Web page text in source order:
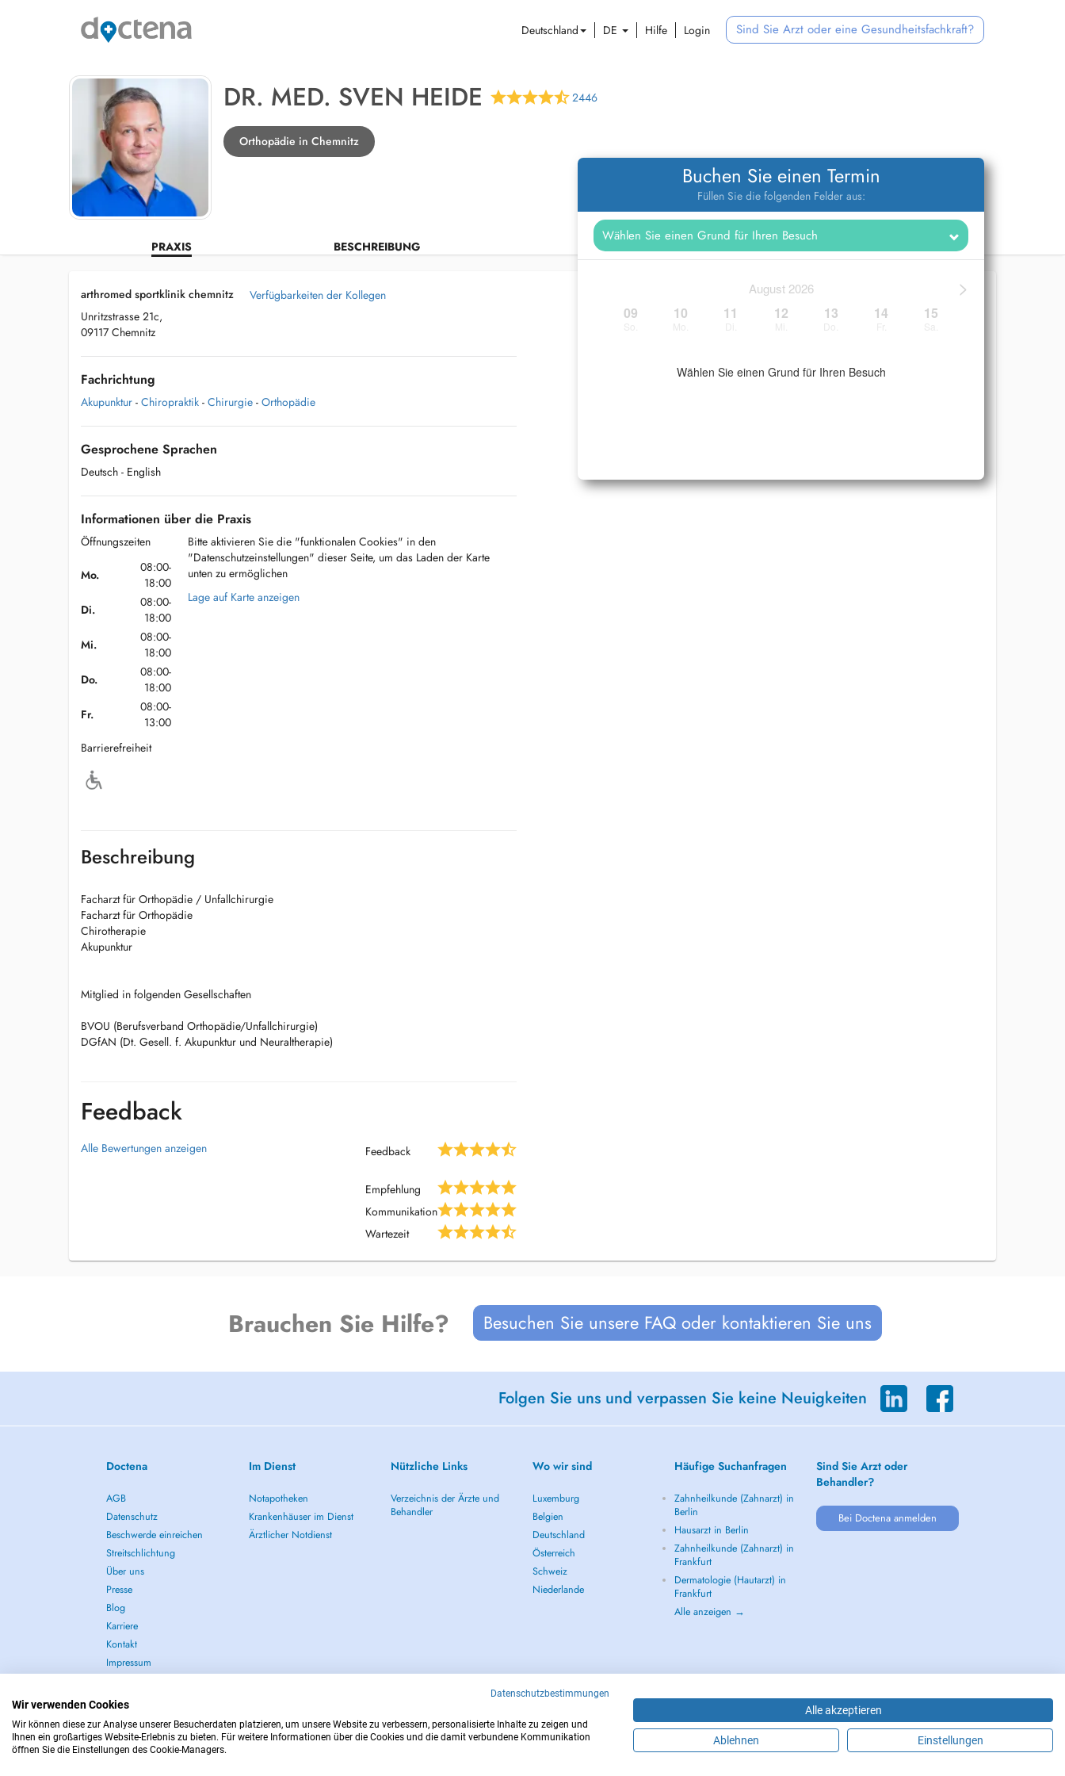
Deutschland DE Hilfe Login Sind Sie Arzt oder eine Gesundheitsfachkraft?
DR. MED. SVEN HEIDE 2446
Orthopädie in Chemnitz
PRAXIS BESCHREIBUNG
Buchen Sie einen Termin
Füllen Sie die folgenden Felder aus:
>
August 2026
09 10 11 12 13 14 15
Wählen Sie einen Grund für Ihren Besuch
arthromed sportklinik chemnitz
Unritzstrasse 21c,
09117 Chemnitz
Verfügbarkeiten der Kollegen
Fachrichtung
Akupunktur - Chiropraktik - Chirurgie - Orthopädie
Gesprochene Sprachen
Deutsch - English
Informationen über die Praxis
Öffnungszeiten
Mo.
08:00-
18:00
Di.
08:00-
18:00
Mi.
08:00-
18:00
Do.
08:00-
18:00
Fr.
08:00-
13:00
Barrierefreiheit
Bitte aktivieren Sie die "funktionalen Cookies" in den
"Datenschutzeinstellungen" dieser Seite, um das Laden der Karte
unten zu ermöglichen
Lage auf Karte anzeigen
Beschreibung
Facharzt für Orthopädie / Unfallchirurgie
Facharzt für Orthopädie
Chirotherapie
Akupunktur
Mitglied in folgenden Gesellschaften
BVOU (Berufsverband Orthopädie/Unfallchirurgie)
DGfAN (Dt. Gesell. f. Akupunktur und Neuraltherapie)
Feedback
Alle Bewertungen anzeigen Feedback
Empfehlung
Kommunikation
Wartezeit
Brauchen Sie Hilfe? Besuchen Sie unsere FAQ oder kontaktieren Sie uns
Folgen Sie uns und verpassen Sie keine Neuigkeiten
Doctena
AGB
Datenschutz
Beschwerde einreichen
Streitschlichtung
Über uns
Presse
Blog
Karriere
Kontakt
Impressum
Im Dienst
Notapotheken
Krankenhäuser im Dienst
Ärztlicher Notdienst
Nützliche Links
Verzeichnis der Ärzte und
Behandler
Wo wir sind
Luxemburg
Belgien
Deutschland
Österreich
Schweiz
Niederlande
Häufige Suchanfragen
Zahnheilkunde (Zahnarzt) in
Berlin
Hausarzt in Berlin
Zahnheilkunde (Zahnarzt) in
Frankfurt
Dermatologie (Hautarzt) in
Frankfurt
Alle anzeigen →
Sind Sie Arzt oder
Behandler?
Bei Doctena anmelden
IM NOTFALL WENDEN SIE SICH AN : 112 Copyright © 2026 - DOCTENA Germany GmbH Kurfürstendamm 14, 10719 Berlin
Datenschutzbestimmungen
Wir verwenden Cookies
Wir können diese zur Analyse unserer Besucherdaten platzieren, um unsere Website zu verbessern, personalisierte Inhalte zu zeigen und
Ihnen ein großartiges Website-Erlebnis zu bieten. Für weitere Informationen über die Cookies und die damit verbundene Kommunikation
öffnen Sie die Einstellungen des Cookie-Managers.
Alle akzeptieren
Ablehnen Einstellungen